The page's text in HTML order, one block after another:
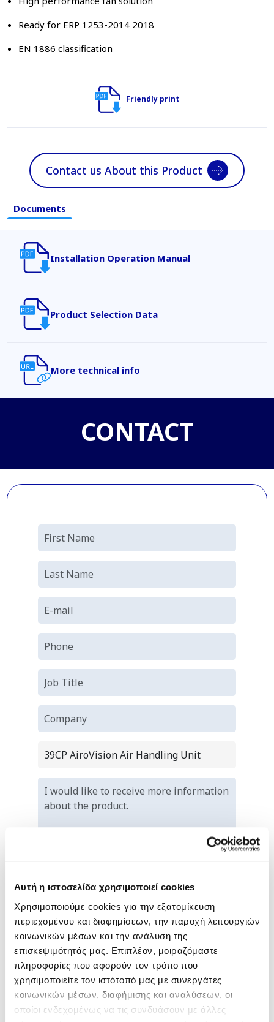
Αυτή η ιστοσελίδα χρησιμοποιεί cookies
Χρησιμοποιούμε cookies για την εξατομίκευση
περιεχομένου και διαφημίσεων, την παροχή λειτουργιών
κοινωνικών μέσων και την ανάλυση της
επισκεψιμότητάς μας. Επιπλέον, μοιραζόμαστε
πληροφορίες που αφορούν τον τρόπο που
χρησιμοποιείτε τον ιστότοπό μας με συνεργάτες
κοινωνικών μέσων, διαφήμισης και αναλύσεων, οι
οποίοι ενδεχομένως να τις συνδυάσουν με άλλες
Ready for ERP 1253-2014 2018
EN 1886 classification
Friendly print
Contact us About this Product
Documents
Installation Operation Manual
Product Selection Data
More technical info
CONTACT
*I declare that I have read and
understand the company'sPrivacy
Policy.